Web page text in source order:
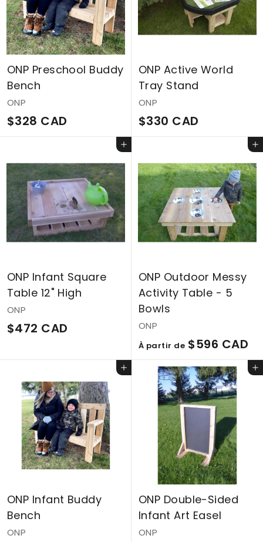
D
D
ONP Preschool Buddy
Bench
ONP
$328 CAD
3
8
C
A
D
ONP Active World
Tray Stand
ONP
$330 CAD
3
0
C
A
D
Ajouter au panier
ONP Infant Square
Table 12" High
ONP
$472 CAD
7
2
C
A
D
Ajouter au panier
ONP Outdoor Messy
Activity Table - 5
Bowls
ONP
À partir de$596 CAD
p
a
Ajouter au panier
ONP Infant Buddy
Bench
ONP
Ajouter au panier
ONP Double-Sided
Infant Art Easel
ONP